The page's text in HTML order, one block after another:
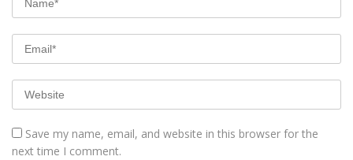
Save my name, email, and website in this browser for the
next time I comment.